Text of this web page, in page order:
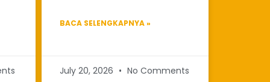
BACA SELENGKAPNYA »
July 20, 2026 No Comments